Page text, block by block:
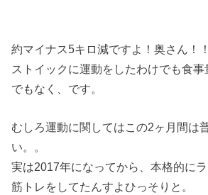
約マイナス5キロ減ですよ！奥さん！
ストイックに運動をしたわけでも食
でもなく、です。
むしろ運動に関してはこの2ヶ月間は
い。。
実は2017年になってから、本格的にラ
筋トレをしてたんすよひっそりと。